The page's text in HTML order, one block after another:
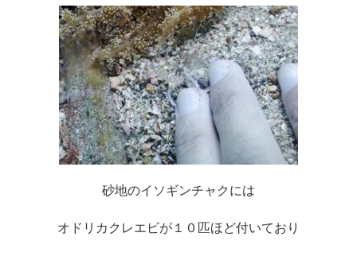
砂地のイソギンチャクには
オドリカクレエビが１０匹ほど付いており